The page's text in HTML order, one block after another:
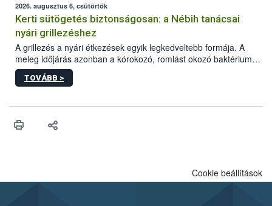
érésű szőlőkben is legyen lehetőség a károsító elleni további
védekezésre. Az Oroganic készítmény kis kiszerelésben kiskerti
felhasználók számára is elérhető és ökológiai termesztésben is
engedélyezett.
2026. augusztus 6, csütörtök
Kerti sütögetés biztonságosan: a Nébih tanácsai
nyári grillezéshez
A grillezés a nyári étkezések egyik legkedveltebb formája. A
meleg időjárás azonban a kórokozó, romlást okozó baktériumok
gyorsabb szaporodásának is kedvez. A szabadtéri sütögetés
ezért nem csupán a megfelelő sütési technikáról szól: legalább
higiéniai szabályok betartása, a megfelelő hőkezelés, valamint a
biztonsági Hivatal (Nébih) Oktatási Programja összegyűjtötte a
TOVÁBB >
Cookie beállítások